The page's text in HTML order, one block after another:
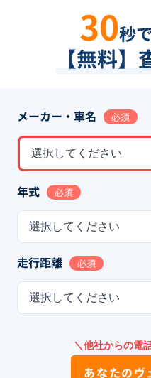
30秒
【無料
メーカー・車名 必須
選択してください
年式 必須
選択してください
走行距離 必須
選択してください
＼他社からの電
あなたのヴ